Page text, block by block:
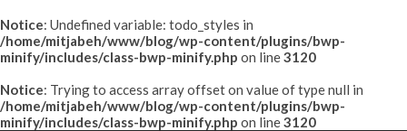
Notice: Undefined variable: todo_styles in
/home/mitjabeh/www/blog/wp-content/plugins/bwp-
minify/includes/class-bwp-minify.php on line3120
Notice: Trying to access array offset on value of type null in
/home/mitjabeh/www/blog/wp-content/plugins/bwp-
minify/includes/class-bwp-minify.php on line3120